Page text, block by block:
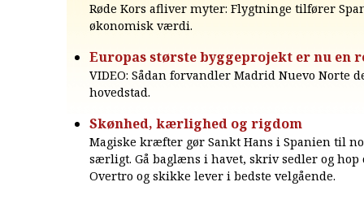
Røde Kors afliver myter: Flygtninge tilfører
økonomisk værdi.
Europas største byggeprojekt er nu en
VIDEO: Sådan forvandler Madrid Nuevo Norte
hovedstad.
Skønhed, kærlighed og rigdom
Magiske kræfter gør Sankt Hans i Spanien til
særligt. Gå baglæns i havet, skriv sedler og hop
Overtro og skikke lever i bedste velgående.